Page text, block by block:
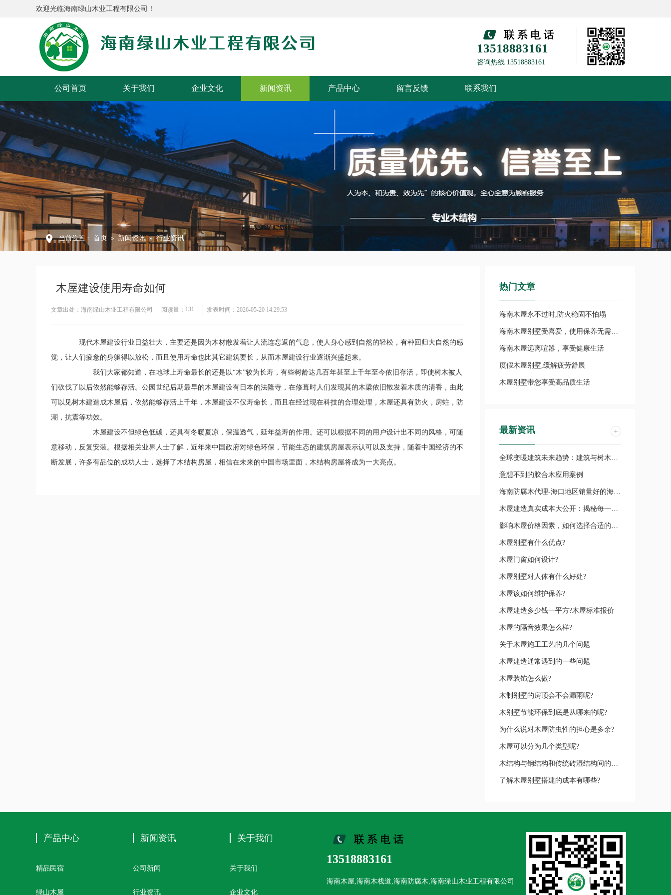
欢迎光临海南绿山木业工程有限公司！
13518883161
咨询热线 13518883161
公司首页 关于我们 企业文化 新闻资讯 产品中心 留言反馈 联系我们
当前位置： 首页 » 新闻资讯 » 行业资讯
木屋建设使用寿命如何
文章出处：海南绿山木业工程有限公司 阅读量： 131 发表时间：2026-05-20 14:29:53
现代木屋建设行业日益壮大，主要还是因为木材散发着让人流连忘返的气息，使人身心感到自然的轻松，有种回归大自然的感
觉，让人们疲惫的身躯得以放松，而且使用寿命也比其它建筑要长，从而木屋建设行业逐渐兴盛起来。
我们大家都知道，在地球上寿命最长的还是以“木”较为长寿，有些树龄达几百年甚至上千年至今依旧存活，即使树木被人
们砍伐了以后依然能够存活。公园世纪后期最早的木屋建设有日本的法隆寺，在修葺时人们发现其的木梁依旧散发着木质的清香，由此
可以见树木建造成木屋后，依然能够存活上千年，木屋建设不仅寿命长，而且在经过现在科技的合理处理，木屋还具有防火，房蛀，防
潮，抗震等功效。
木屋建设不但绿色低碳，还具有冬暖夏凉，保温透气，延年益寿的作用。还可以根据不同的用户设计出不同的风格，可随
意移动，反复安装。根据相关业界人士了解，近年来中国政府对绿色环保，节能生态的建筑房屋表示认可以及支持，随着中国经济的不
断发展，许多有品位的成功人士，选择了木结构房屋，相信在未来的中国市场里面，木结构房屋将成为一大亮点。
热门文章
海南木屋永不过时,防火稳固不怕塌
海南木屋别墅受喜爱，使用保养无需担忧
海南木屋远离喧嚣，享受健康生活
度假木屋别墅,缓解疲劳舒展
木屋别墅带您享受高品质生活
最新资讯
全球变暖建筑未来趋势：建筑与树木共生
意想不到的胶合木应用案例
海南防腐木代理-海口地区销量好的海南防腐木
木屋建造真实成本大公开：揭秘每一分钱背后的细节
影响木屋价格因素，如何选择合适的木屋价格？
木屋别墅有什么优点?
木屋门窗如何设计?
木屋别墅对人体有什么好处?
木屋该如何维护保养?
木屋建造多少钱一平方?木屋标准报价
木屋的隔音效果怎么样?
关于木屋施工工艺的几个问题
木屋建造通常遇到的一些问题
木屋装饰怎么做?
木制别墅的房顶会不会漏雨呢?
木别墅节能环保到底是从哪来的呢?
为什么说对木屋防虫性的担心是多余?
木屋可以分为几个类型呢?
木结构与钢结构和传统砖湿结构间的优缺点
了解木屋别墅搭建的成本有哪些?
产品中心
精品民宿
绿山木屋
新闻资讯
公司新闻
行业资讯
关于我们
关于我们
企业文化
13518883161
海南木屋,海南木栈道,海南防腐木,海南绿山木业工程有限公司